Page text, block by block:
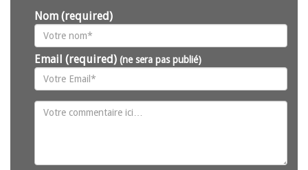
Nom (required)
Email (required) (ne sera pas publié)